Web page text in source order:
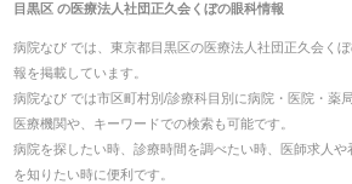
目黒区 の医療法人社団正久会くぼの眼科情報
病院なび では、 東京都目黒区の医療法人社団正久会く
報を掲載しています。
病院なび では市区町村別/診療科目別に病院・医院・薬
医療機関や、キーワードでの検索も可能です。
病院を探したい時、診療時間を調べたい時、医師求人
を知りたい時に便利です。